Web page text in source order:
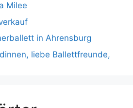
Milee
in Ahrensburg
liebe Ballettfreunde,